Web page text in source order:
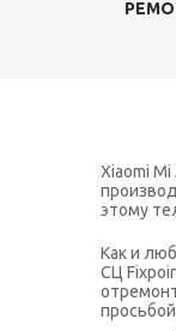
Xiaomi
этому
Как и
СЦ